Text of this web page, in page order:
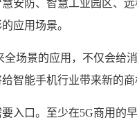
安防、智慧工业园区、
应用场景。
全场景的应用，不仅会给
智能手机行业带来新的商
入口。至少在5G商用的